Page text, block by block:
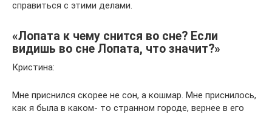
справиться с этими делами.
«Лопата к чему снится во сне? Если
видишь во сне Лопата, что значит?»
Кристина:
Мне приснился скорее не сон, а кошмар. Мне приснилось,
как я была в каком- то странном городе, вернее в его